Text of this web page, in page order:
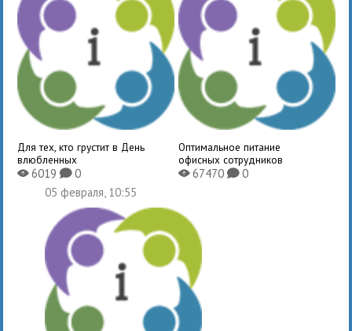
Для тех, кто грустит в День
влюбленных
X6019K0
Оптимальное питание
офисных сотрудников
X67470 K0
05 февраля, 10:55